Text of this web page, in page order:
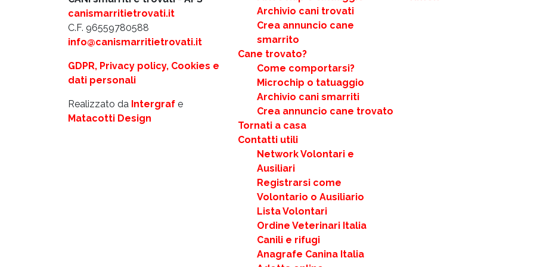
canismarritietrovati.it
C.F. 96559780588
info@canismarritietrovati.it
GDPR, Privacy policy, Cookies e
dati personali
Realizzato da Intergraf e
Matacotti Design
Archivio cani trovati
Crea annuncio cane
smarrito
Cane trovato?
Come comportarsi?
Microchip o tatuaggio
Archivio cani smarriti
Crea annuncio cane trovato
Tornati a casa
Contatti utili
Network Volontari e
Ausiliari
Registrarsi come
Volontario o Ausiliario
Lista Volontari
Ordine Veterinari Italia
Canili e rifugi
Anagrafe Canina Italia